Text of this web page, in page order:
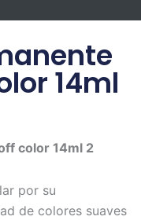
14ml
color 14ml 2
por su
de colores suaves